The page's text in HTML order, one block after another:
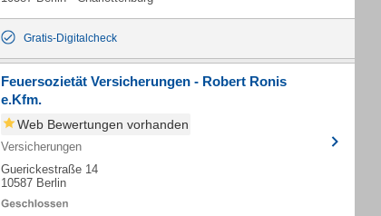
Gratis-Digitalcheck
Feuersozietät Versicherungen - Robert Ronis
e.Kfm.
Web Bewertungen vorhanden
Versicherungen
Guerickestraße 14
10587 Berlin